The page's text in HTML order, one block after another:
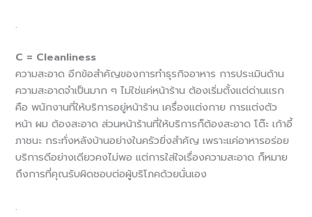
.
C = Cleanliness
ความสะอาด อีกข้อสำคัญของการทำธุรกิจอาหาร การประเมินด้าน
ความสะอาดจำเป็นมาก ๆ ไม่ใช่แค่หน้าร้าน ต้องเริ่มตั้งแต่ด่านแรก
คือ พนักงานที่ให้บริการอยู่หน้าร้าน เครื่องแต่งกาย การแต่งตัว
หน้า ผม ต้องสะอาด ส่วนหน้าร้านที่ให้บริการก็ต้องสะอาด โต๊ะ เก้าอี้
ภาชนะ กระทั่งหลังบ้านอย่างในครัวยิ่งสำคัญ เพราะแค่อาหารอร่อย
บริการดีอย่างเดียวคงไม่พอ แต่การใส่ใจเรื่องความสะอาด ก็หมาย
ถึงการที่คุณรับผิดชอบต่อผู้บริโภคด้วยนั่นเอง
.